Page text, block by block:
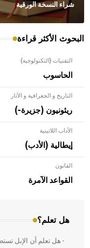
شراء النسخة الورقية
البحوث الأكثر قراءة
التقنيات (التكنولوجية)
الحاسوب
التاريخ و الجغرافية و الآثار
ريئونيون (جزيرة-)
الآداب اللاتينية
إيطالية (الأدب)
القانون
القواعد الآمرة
هل تعلم؟
- هل تعلم أن الأبلق
بالعمارة
المعمار على بناء
- هل تعلم أن الإبل